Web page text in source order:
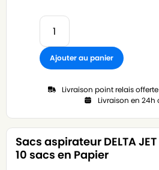
Ajouter au panier
Livraison point relais
Livraison en 24h
Sacs aspirateur DELTA
10 sacs en Papier